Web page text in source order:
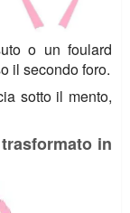
o un foulard
il secondo foro.
sotto il mento,
in